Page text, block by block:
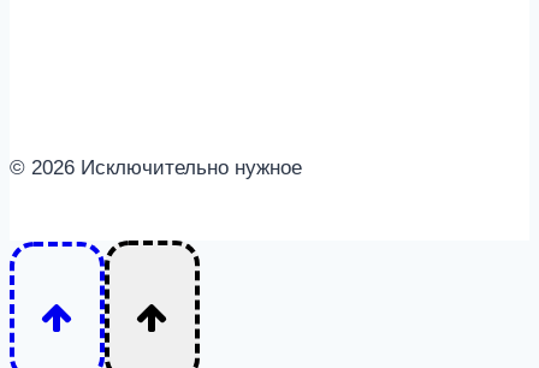
© 2026 Исключительно нужное